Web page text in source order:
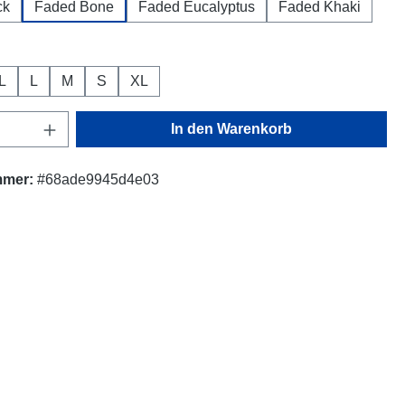
Faded Bone Faded Eucalyptus Faded Khaki
L M S XL
Anzahl: Gib den gewünschten Wert ein
In den Warenkorb
#68ade9945d4e03